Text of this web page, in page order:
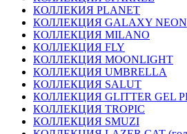
КОЛЛЕКИЯ PLANET
КОЛЛЕКЦИЯ GALAXY NEON
КОЛЛЕКЦИЯ MILANO
КОЛЛЕКЦИЯ FLY
КОЛЛЕКЦИЯ MOONLIGHT
КОЛЛЕКЦИЯ UMBRELLA
КОЛЛЕКЦИЯ SALUT
КОЛЛЕКЦИЯ GLITTER GEL
КОЛЛЕКЦИЯ TROPIC
КОЛЛЕКЦИЯ SMUZI